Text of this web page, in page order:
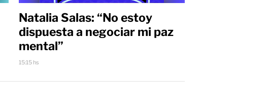
Natalia Salas: “No estoy
dispuesta a negociar mi paz
mental”
15:15 hs